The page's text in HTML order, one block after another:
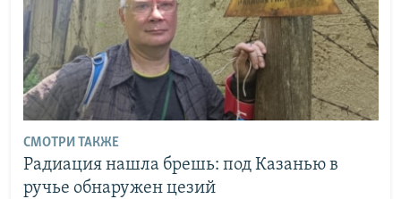
СМОТРИ ТАКЖЕ
Радиация нашла брешь: под Казанью в
ручье обнаружен цезий